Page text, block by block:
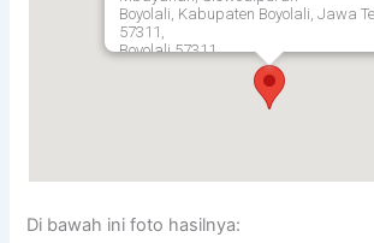
Boyolali, Kabupaten Boyolali, Jawa
57311,
Boyolali 57311
Di bawah ini foto hasilnya: